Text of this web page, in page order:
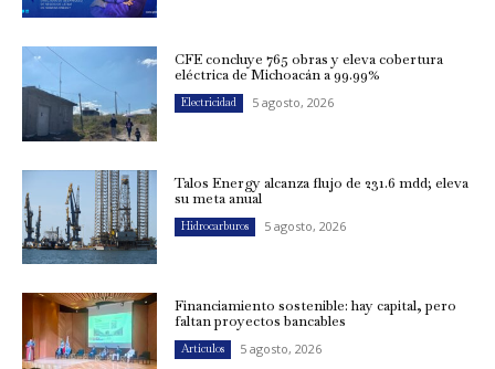
CFE concluye 765 obras y eleva cobertura
eléctrica de Michoacán a 99.99%
Electricidad 5 agosto, 2026
Talos Energy alcanza flujo de 231.6 mdd; eleva
su meta anual
Hidrocarburos 5 agosto, 2026
Financiamiento sostenible: hay capital, pero
faltan proyectos bancables
Artículos 5 agosto, 2026